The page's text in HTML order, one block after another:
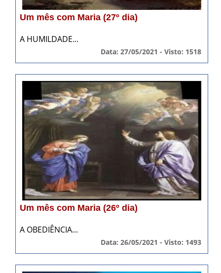
Um mês com Maria (27º dia)
A HUMILDADE...
Data: 27/05/2021 - Visto: 1518
Um mês com Maria (26º dia)
A OBEDIÊNCIA...
Data: 26/05/2021 - Visto: 1493